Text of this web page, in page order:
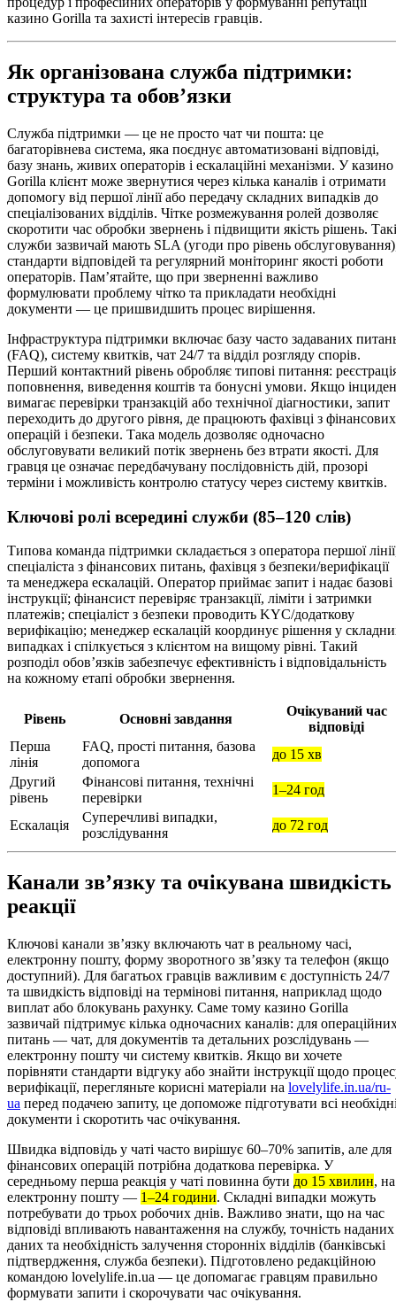
казино Gorilla та захисті інтересів гравців.
Як організована служба підтримки:
структура та обов’язки
Служба підтримки — це не просто чат чи пошта: це
багаторівнева система, яка поєднує автоматизовані відповіді,
базу знань, живих операторів і ескалаційні механізми. У казино
Gorilla клієнт може звернутися через кілька каналів і отримати
допомогу від першої лінії або передачу складних випадків до
спеціалізованих відділів. Чітке розмежування ролей дозволяє
скоротити час обробки звернень і підвищити якість рішень. Такі
служби зазвичай мають SLA (угоди про рівень
стандарти відповідей та регулярний моніторинг якості роботи
операторів. Пам’ятайте, що при зверненні важливо
формулювати проблему чітко та прикладати необхідні
документи — це пришвидшить процес вирішення.
Інфраструктура підтримки включає базу часто задаваних
(FAQ), систему квитків, чат 24/7 та відділ розгляду спорів.
Перший контактний рівень обробляє типові питання:
поповнення, виведення коштів та бонусні умови. Якщо
вимагає перевірки транзакцій або технічної діагностики, запит
переходить до другого рівня, де працюють фахівці з фінансових
операцій і безпеки. Така модель дозволяє одночасно
обслуговувати великий потік звернень без втрати якості. Для
гравця це означає передбачувану послідовність дій, прозорі
терміни і можливість контролю статусу через систему квитків.
Ключові ролі всередині служби (85–120 слів)
Типова команда підтримки складається з оператора першої
спеціаліста з фінансових питань, фахівця з безпеки/верифікації
та менеджера ескалацій. Оператор приймає запит і надає базові
інструкції; фінансист перевіряє транзакції, ліміти і затримки
платежів; спеціаліст з безпеки проводить KYC/додаткову
верифікацію; менеджер ескалацій координує рішення у
випадках і спілкується з клієнтом на вищому рівні. Такий
розподіл обов’язків забезпечує ефективність і відповідальність
на кожному етапі обробки звернення.
Рівень Основні завдання
Очікуваний час
відповіді
Перша
лінія
FAQ, прості питання, базова
допомога
до 15 хв
Другий
рівень
Фінансові питання, технічні
перевірки
1–24 год
Ескалація
Суперечливі випадки,
розслідування
до 72 год
Канали зв’язку та очікувана швидкість
реакції
Ключові канали зв’язку включають чат в реальному часі,
електронну пошту, форму зворотного зв’язку та телефон (якщо
доступний). Для багатьох гравців важливим є доступність 24/7
та швидкість відповіді на термінові питання, наприклад щодо
виплат або блокувань рахунку. Саме тому казино Gorilla
зазвичай підтримує кілька одночасних каналів: для
питань — чат, для документів та детальних розслідувань —
електронну пошту чи систему квитків. Якщо ви хочете
порівняти стандарти відгуку або знайти інструкції щодо
верифікації, перегляньте корисні матеріали на lovelylife.in.ua/ru-
ua перед подачею запиту, це допоможе підготувати всі
документи і скоротить час очікування.
Швидка відповідь у чаті часто вирішує 60–70% запитів, але для
фінансових операцій потрібна додаткова перевірка. У
середньому перша реакція у чаті повинна бути до 15 хвилин, на
електронну пошту — 1–24 години. Складні випадки можуть
потребувати до трьох робочих днів. Важливо знати, що на час
відповіді впливають навантаження на службу, точність наданих
даних та необхідність залучення сторонніх відділів (банківські
підтвердження, служба безпеки). Підготовлено редакційною
командою lovelylife.in.ua — це допомагає гравцям правильно
формувати запити і скорочувати час очікування.